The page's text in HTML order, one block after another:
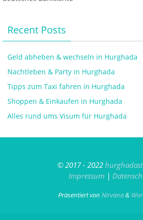
Recent Posts
Geld abheben & wechseln in Hurghada
Nachtleben & Party in Hurghada
Tipps zum Taxi fahren in Hurghada
Shoppen & Einkaufen in Hurghada
Alles rund ums Visum für Hurghada
© 2017 - 2022
Impressum|
Präsentiert von Nirvana&